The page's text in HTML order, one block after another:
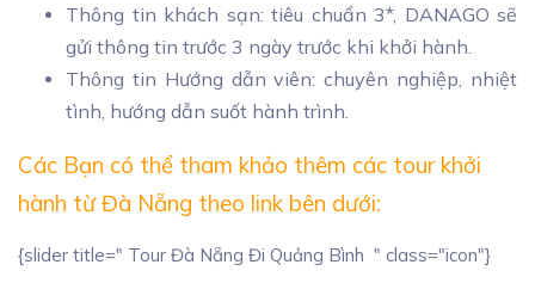
Thông tin khách sạn: tiêu chuẩn 3*, DANAGO sẽ
gửi thông tin trước 3 ngày trước khi khởi hành.
Thông tin Hướng dẫn viên: chuyên nghiệp, nhiệt
tình, hướng dẫn suốt hành trình.
Các Bạn có thể tham khảo thêm các tour khởi
hành từ Đà Nẵng theo link bên dưới:
{slider title=" Tour Đà Nẵng Đi Quảng Bình " class="icon"}